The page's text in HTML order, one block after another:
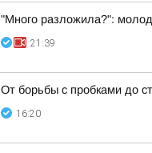
"Много разложила?":
21:39
От борьбы с пробками до
16:20